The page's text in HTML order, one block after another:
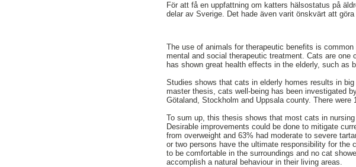
För att få en uppfattning om katters hälsostatus på
delar av Sverige. Det hade även varit önskvärt att
The use of animals for therapeutic benefits is
mental and social therapeutic treatment. Cats are
has shown great health effects in the elderly, such as
Studies shows that cats in elderly homes results in
master thesis, cats well-being has been investigated
Götaland, Stockholm and Uppsala county. There
To sum up, this thesis shows that most cats in
Desirable improvements could be done to mitigate
from overweight and 63% had moderate to severe
or two persons have the ultimate responsibility for
to be comfortable in the surroundings and no cat
accomplish a natural behaviour in their living areas.